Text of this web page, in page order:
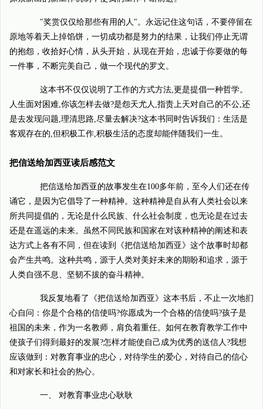
"奖赏仅仅给那些有用的人"。永远记住这句话，不要停留在
原地等着天上掉馅饼，一切成功都是努力的结果，让我们停止无谓
的抱怨，收拾好心情，从头开始，从现在开始，忠诚于你要做的每
一件事，不断完美自己，做一个现代的罗文。
这本书不仅仅说明了工作的方式方法,更是提倡一种哲学。
人生面对困难,你该怎样去做?是怨天尤人,指责上天对自己的不公,还
是去发现问题,理清思路,尽量去解决?这本书同时告诉我们：生活是
客观存在的,但积极工作,积极生活的态度却能伴随我们一生。
把信送给加西亚读后感范文
把信送给加西亚的故事发生在100多年前，至今人们还在传
诵它，是因为它倡导了一种精神。这种精神是自从有人类社会以来
所共同提倡的，无论是什么民族、什么社会制度，也无论是在过去
还是在遥远的未来。虽然不同民族和国家在对该种精神的阐述和表
达方式上各有不同，但在读到《把信送给加西亚》这个故事时却都
会产生共鸣。这种共鸣，源于人类对美好未来的期盼和追求，源于
人类自强不息、坚韧不拔的奋斗精神。
我反复地看了《把信送给加西亚》这本书后，不止一次地扪
心自问：你是个合格的信使吗?你愿成为一个合格的信使吗?孩子是
祖国的未来，作为一名教师，肩负着重任。如何在教育教学工作中
使孩子们得到最好的发展?怎样才能使自己成为优秀的送信人?我想
应该做到：对教育事业的忠心，对待学生的爱心，对待自己的信心
和对家长和社会的热心。
一、 对教育事业忠心耿耿